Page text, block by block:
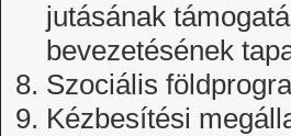
jutásának
bevezetésének
Szociális
Kézbesítési